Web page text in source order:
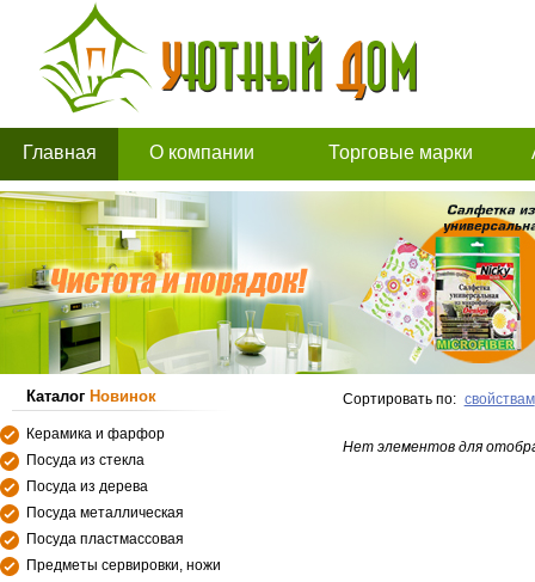
Главная О компании Торговые марки
Каталог Новинок
Керамика и фарфор
Посуда из стекла
Посуда из дерева
Посуда металлическая
Посуда пластмассовая
Предметы сервировки, ножи
Сортировать по: свойствам
Нет элементов для